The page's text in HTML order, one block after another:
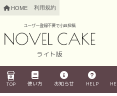
HOME 利用規約
ユーザー登録不要で小説投稿
ライト版
TOP 使い方 お知らせ HELP